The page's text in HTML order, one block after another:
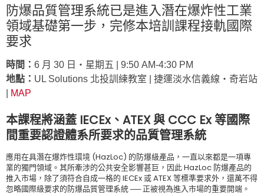
防爆品質管理系統已是進入潛在爆炸性工業
領域基礎第一步，完修本培訓課程接軌國際
要求
時間： 6 月 30 日‧星期五 | 9:50 AM-4:30 PM
地點： UL Solutions 北投訓練教室 | 捷運淡水信義線‧奇岩站
MAP
本課程將涵蓋 IECEx、ATEX 與 CCC Ex 等國際
間重要認證體系所要求的品質管理系統
應用在具潛在爆炸性環境 (HazLoc) 的防爆級產品，一直以來都是一項專
業的獨門領域。其所牽涉的公共安全影響甚巨，因此 HazLoc 防爆產品的
推入市場，除了須符合自成一格的 IECEx 或 ATEX 等標準要求外，還萬不得
忽略國際級要求的防爆品質管理系統 ── 正被視為進入市場的重要開端。